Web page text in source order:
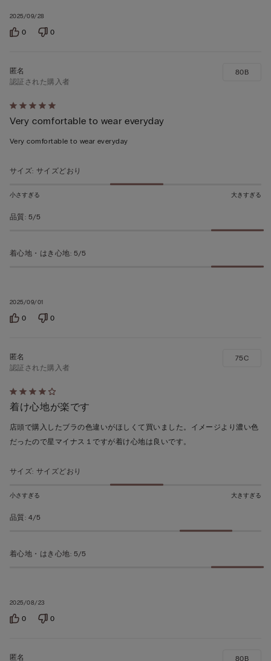
2025/09/28
0 0
5
段
階
う
5
評
2025/09/01
認証された購入者
Very comfortable to wear everyday
Very comfortable to wear everyday
80B
サイズ: サイズどおり
小さすぎる 大きすぎる
品質: 5/5
着心地・はき心地: 5/5
0 0
5
段
階
の
ち
の
価
2025/08/23
認証された購入者
着け心地が楽です
店頭で購入したブラの色違いがほしくて買いました。イメージより濃い色
だったので星マイナス１ですが着け心地は良いです。
75C
サイズ: サイズどおり
小さすぎる 大きすぎる
品質: 4/5
着心地・はき心地: 5/5
0 0
80B